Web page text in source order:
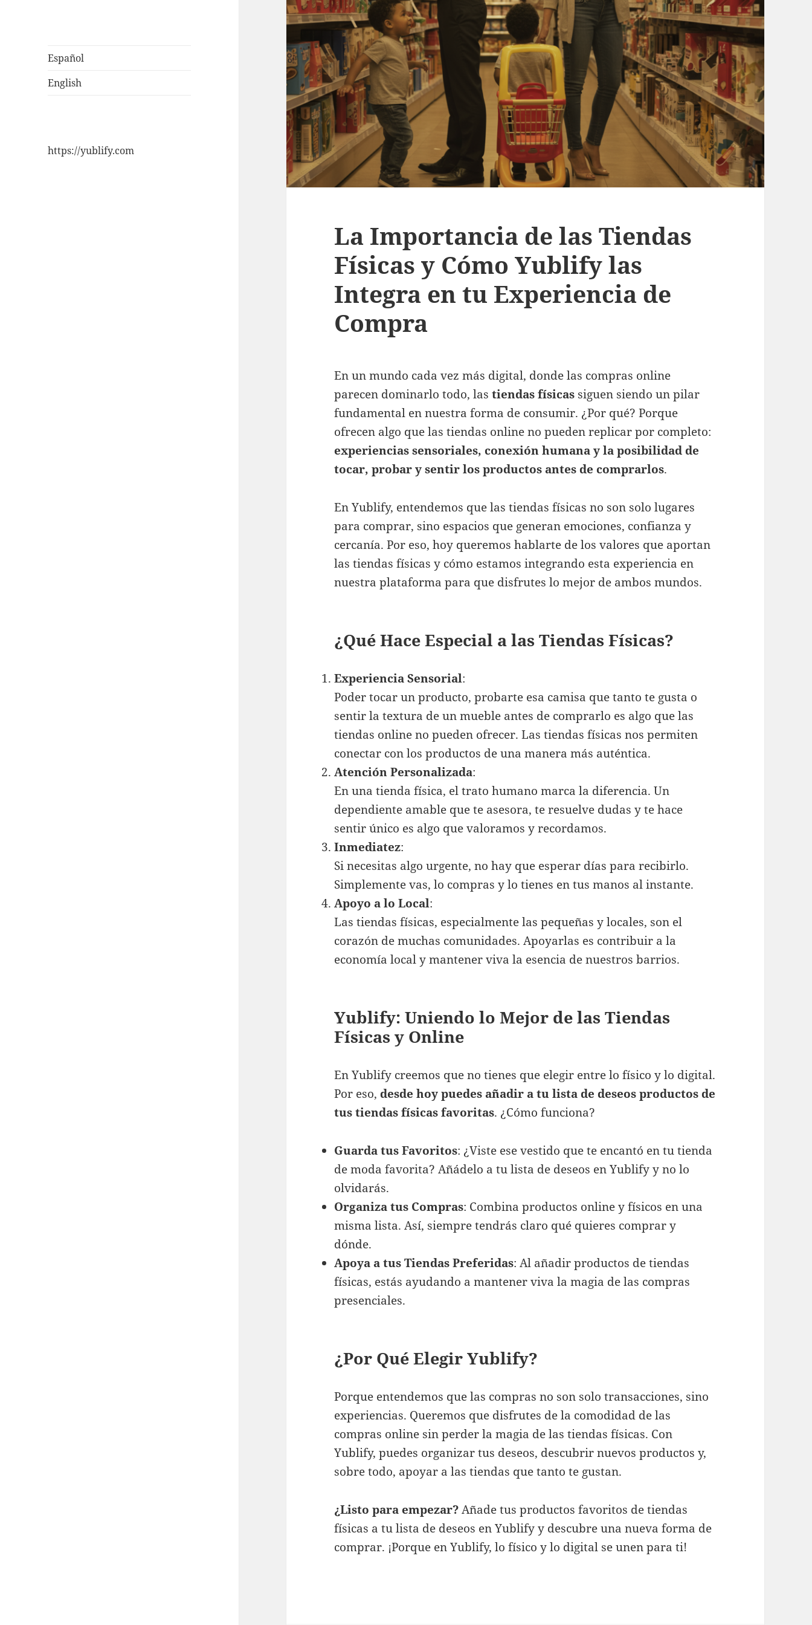
Español
English
https://yublify.com
La Importancia de las Tiendas
Físicas y Cómo Yublify las
Integra en tu Experiencia de
Compra
En un mundo cada vez más digital, donde las compras online
parecen dominarlo todo, lastiendas físicas siguen siendo un pilar
fundamental en nuestra forma de consumir. ¿Por qué? Porque
ofrecen algo que las tiendas online no pueden replicar por completo:
experiencias sensoriales, conexión humana y la posibilidad de
tocar, probar y sentir los productos antes de comprarlos.
En Yublify, entendemos que las tiendas físicas no son solo lugares
para comprar, sino espacios que generan emociones, confianza y
cercanía. Por eso, hoy queremos hablarte de los valores que aportan
las tiendas físicas y cómo estamos integrando esta experiencia en
nuestra plataforma para que disfrutes lo mejor de ambos mundos.
¿Qué Hace Especial a las Tiendas Físicas?
Experiencia Sensorial:
Poder tocar un producto, probarte esa camisa que tanto te gusta o
sentir la textura de un mueble antes de comprarlo es algo que las
tiendas online no pueden ofrecer. Las tiendas físicas nos permiten
conectar con los productos de una manera más auténtica.
Atención Personalizada:
En una tienda física, el trato humano marca la diferencia. Un
dependiente amable que te asesora, te resuelve dudas y te hace
sentir único es algo que valoramos y recordamos.
Inmediatez:
Si necesitas algo urgente, no hay que esperar días para recibirlo.
Simplemente vas, lo compras y lo tienes en tus manos al instante.
Apoyo a lo Local:
Las tiendas físicas, especialmente las pequeñas y locales, son el
corazón de muchas comunidades. Apoyarlas es contribuir a la
economía local y mantener viva la esencia de nuestros barrios.
Yublify: Uniendo lo Mejor de las Tiendas
Físicas y Online
En Yublify creemos que no tienes que elegir entre lo físico y lo digital.
Por eso, desde hoy puedes añadir a tu lista de deseos productos de
tus tiendas físicas favoritas. ¿Cómo funciona?
Guarda tus Favoritos: ¿Viste ese vestido que te encantó en tu tienda
de moda favorita? Añádelo a tu lista de deseos en Yublify y no lo
olvidarás.
Organiza tus Compras: Combina productos online y físicos en una
misma lista. Así, siempre tendrás claro qué quieres comprar y
dónde.
Apoya a tus Tiendas Preferidas: Al añadir productos de tiendas
físicas, estás ayudando a mantener viva la magia de las compras
presenciales.
¿Por Qué Elegir Yublify?
Porque entendemos que las compras no son solo transacciones, sino
experiencias. Queremos que disfrutes de la comodidad de las
compras online sin perder la magia de las tiendas físicas. Con
Yublify, puedes organizar tus deseos, descubrir nuevos productos y,
sobre todo, apoyar a las tiendas que tanto te gustan.
¿Listo para empezar?Añade tus productos favoritos de tiendas
físicas a tu lista de deseos en Yublify y descubre una nueva forma de
comprar. ¡Porque en Yublify, lo físico y lo digital se unen para ti!